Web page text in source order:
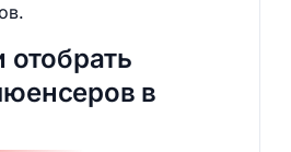
отобрать
в